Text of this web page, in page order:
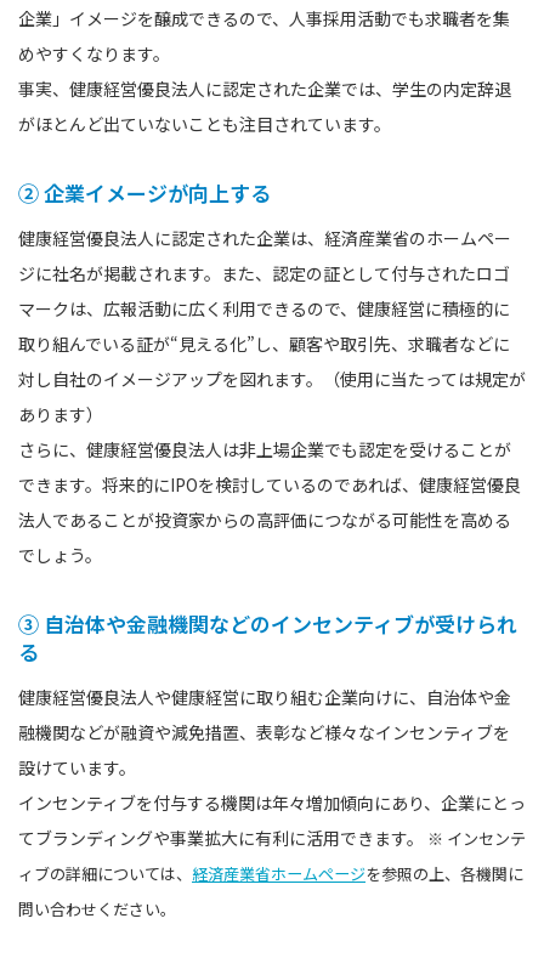
企業」イメージを醸成できるので、人事採用活動でも求職者を集
めやすくなります。
事実、健康経営優良法人に認定された企業では、学生の内定辞退
がほとんど出ていないことも注目されています。
② 企業イメージが向上する
健康経営優良法人に認定された企業は、経済産業省のホームペー
ジに社名が掲載されます。また、認定の証として付与されたロゴ
マークは、広報活動に広く利用できるので、健康経営に積極的に
取り組んでいる証が“見える化”し、顧客や取引先、求職者などに
対し自社のイメージアップを図れます。（使用に当たっては規定が
あります）
さらに、健康経営優良法人は非上場企業でも認定を受けることが
できます。将来的にIPOを検討しているのであれば、健康経営優良
法人であることが投資家からの高評価につながる可能性を高める
でしょう。
③ 自治体や金融機関などのインセンティブが受けられ
る
健康経営優良法人や健康経営に取り組む企業向けに、自治体や金
融機関などが融資や減免措置、表彰など様々なインセンティブを
設けています。
インセンティブを付与する機関は年々増加傾向にあり、企業にとっ
てブランディングや事業拡大に有利に活用できます。
※ インセンテ
ィブの詳細については、 経済産業省ホームページを参照の上、各機関に
問い合わせください。